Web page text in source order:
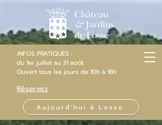
INFOS PRATIQUES :
du 1er juillet au 31 août
Ouvert tous les jours de 10h à 18h
Réservez
Aujourd'hui à Losse